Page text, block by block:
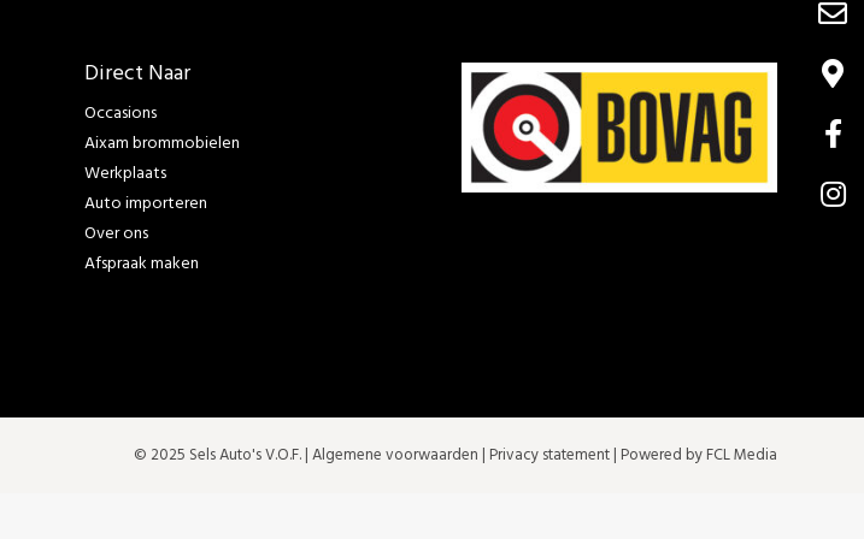
Direct Naar
Occasions
Aixam brommobielen
Werkplaats
Auto importeren
Over ons
Afspraak maken
© 2025 Sels Auto's V.O.F. |Algemene voorwaarden | Privacy statement| Powered by FCL Media